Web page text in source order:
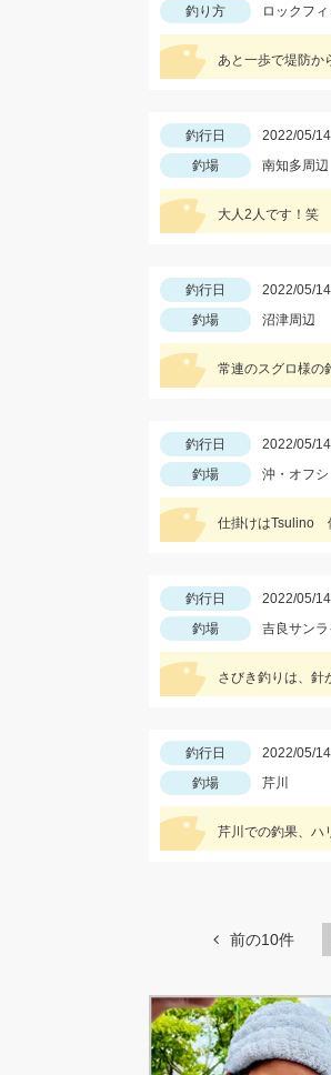
釣り方
ロックフ
あと一歩で堤防か
釣行日 2022/05/14
釣場
南知多周辺
大人2人です！笑
釣行日 2022/05/14
釣場
沼津周辺
常連のスグロ様の
釣行日 2022/05/14
釣場
沖・オフシ
仕掛けはTsulino
釣行日 2022/05/14
釣場
吉良サン
さびき釣りは、針
釣行日 2022/05/14
釣場
芹川
芹川での釣果、ハ
前の10件